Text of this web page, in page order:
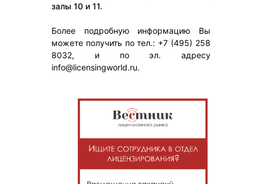
залы 10 и 11.
Более подробную информацию Вы
можете получить по тел.: +7 (495) 258
8032, и по эл. адресу
info@licensingworld.ru.